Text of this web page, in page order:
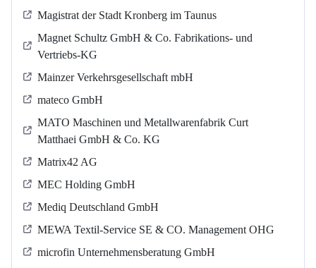
Magistrat der Stadt Kronberg im Taunus
Magnet Schultz GmbH & Co. Fabrikations- und
Vertriebs-KG
Mainzer Verkehrsgesellschaft mbH
mateco GmbH
MATO Maschinen und Metallwarenfabrik Curt
Matthaei GmbH & Co. KG
Matrix42 AG
MEC Holding GmbH
Mediq Deutschland GmbH
MEWA Textil-Service SE & CO. Management OHG
microfin Unternehmensberatung GmbH